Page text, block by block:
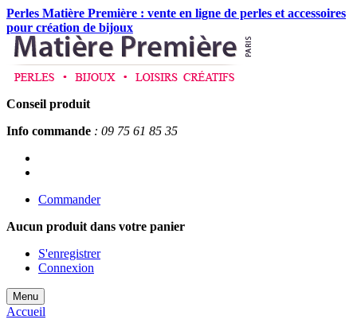
Perles Matière Première : vente en ligne de perles et accessoires
pour création de bijoux
Conseil produit
Info commande : 09 75 61 85 35
Commander
Aucun produit dans votre panier
S'enregistrer
Connexion
Menu
Accueil